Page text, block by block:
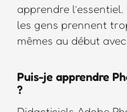
apprendre
les gens prennent
mêmes au début
Puis-je apprendre
?